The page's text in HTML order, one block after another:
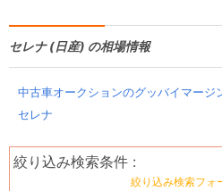
セレナ (日産) の相場情報
中古車オークションのグッバイマージ
セレナ
絞り込み検索条件 :
絞り込み検索フォ